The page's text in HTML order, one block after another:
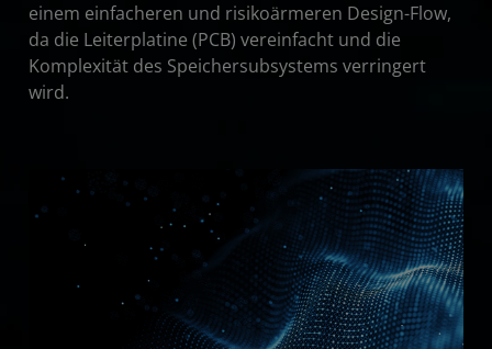
einem einfacheren und risikoärmeren Design-Flow,
da die Leiterplatine (PCB) vereinfacht und die
Komplexität des Speichersubsystems verringert
wird.